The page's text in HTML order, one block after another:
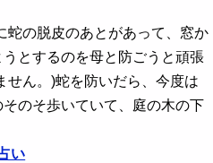
蛇の脱皮のあとがあって、窓か
とするのを母と防ごうと頑張
せん。)蛇を防いだら、今度は
のそ歩いていて、庭の木の下
い